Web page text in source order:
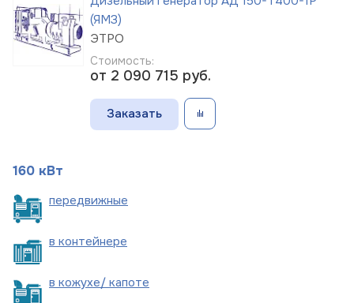
(ЯМЗ)
ЭТРО
Стоимость:
от 2 090 715 руб.
Заказать
160 кВт
передвижные
в контейнере
в кожухе/ капоте